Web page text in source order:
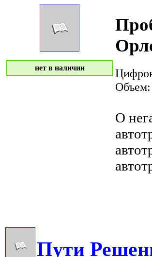
нет в наличии
Объем:
О
Пути